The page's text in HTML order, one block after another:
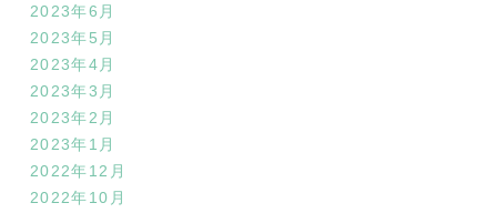
2023年6月
2023年5月
2023年4月
2023年3月
2023年2月
2023年1月
2022年12月
2022年10月